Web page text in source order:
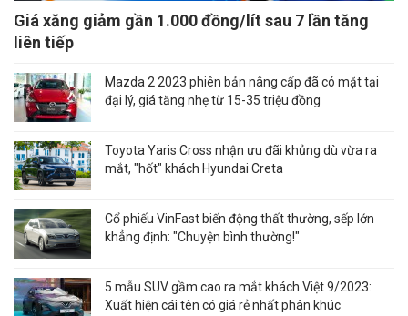
Giá xăng giảm gần 1.000 đồng/lít sau 7 lần tăng
liên tiếp
Mazda 2 2023 phiên bản nâng cấp đã có mặt tại
đại lý, giá tăng nhẹ từ 15-35 triệu đồng
Toyota Yaris Cross nhận ưu đãi khủng dù vừa ra
mắt, "hốt" khách Hyundai Creta
Cổ phiếu VinFast biến động thất thường, sếp lớn
khẳng định: "Chuyện bình thường!"
5 mẫu SUV gầm cao ra mắt khách Việt 9/2023:
Xuất hiện cái tên có giá rẻ nhất phân khúc